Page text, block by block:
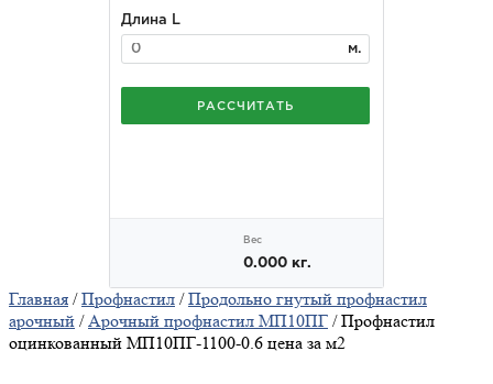
Главная /Профнастил /Продольно гнутый профнастил
арочный /Арочный профнастил МП10ПГ / Профнастил
оцинкованный МП10ПГ-1100-0.6 цена за м2